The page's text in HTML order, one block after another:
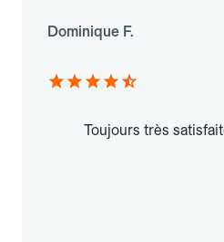
Dominique F.
Toujours très